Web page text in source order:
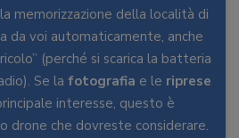
memorizzazione della località di
da voi automaticamente, anche
(perché si scarica la batteria
Se la fotografia e le riprese
interesse, questo è
drone che dovreste considerare.